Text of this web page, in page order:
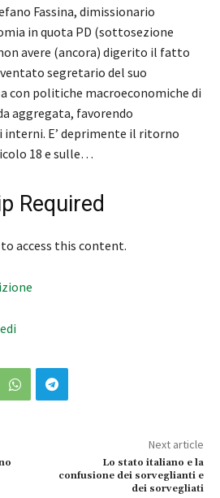
Fassina, dimissionario
in quota PD (sottosezione
avere (ancora) digerito il fatto
segretario del suo
con politiche macroeconomiche di
aggregata, favorendo
E’ deprimente il ritorno
18 e sulle…
Required
access this content.
Next article
Lo stato italiano e la
confusione dei sorveglianti e
dei sorvegliati